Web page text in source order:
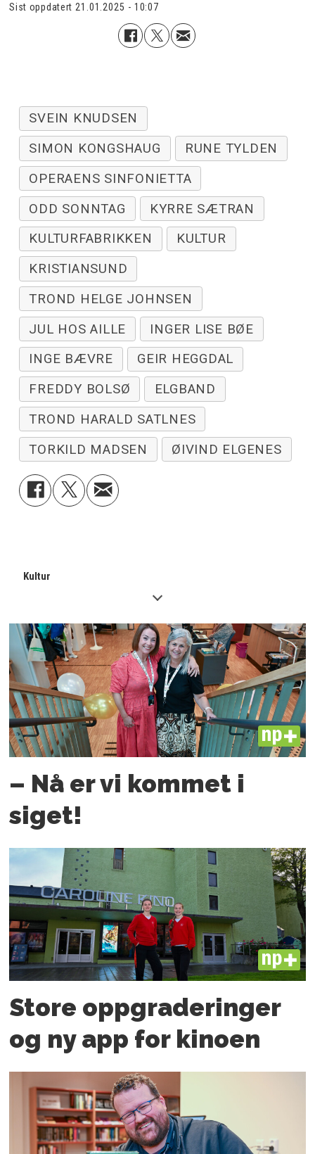
Sist oppdatert 21.01.2025 - 10:07
SVEIN KNUDSEN
SIMON KONGSHAUG
RUNE TYLDEN
OPERAENS SINFONIETTA
ODD SONNTAG
KYRRE SÆTRAN
KULTURFABRIKKEN
KULTUR
KRISTIANSUND
TROND HELGE JOHNSEN
JUL HOS AILLE
INGER LISE BØE
INGE BÆVRE
GEIR HEGGDAL
FREDDY BOLSØ
ELGBAND
TROND HARALD SATLNES
TORKILD MADSEN
ØIVIND ELGENES
Kultur
PLUS
– Nå er vi kommet i
siget!
PLUS
Store oppgraderinger
og ny app for kinoen